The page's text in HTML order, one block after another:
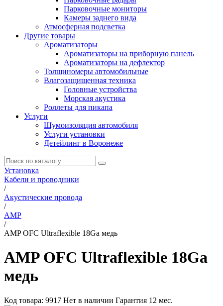
Парковочные мониторы
Камеры заднего вида
Атмосферная подсветка
Другие товары
Ароматизаторы
Ароматизаторы на приборную панель
Ароматизаторы на дефлектор
Толщиномеры автомобильные
Влагозащищенная техника
Головные устройства
Морская акустика
Роллеты для пикапа
Услуги
Шумоизоляция автомобиля
Услуги установки
Детейлинг в Воронеже
Установка
Кабели и проводники
/
Акустические провода
/
AMP
/
AMP OFC Ultraflexible 18Ga медь
AMP OFC Ultraflexible 18Ga
медь
Код товара: 9917 Нет в наличии Гарантия 12 мес.